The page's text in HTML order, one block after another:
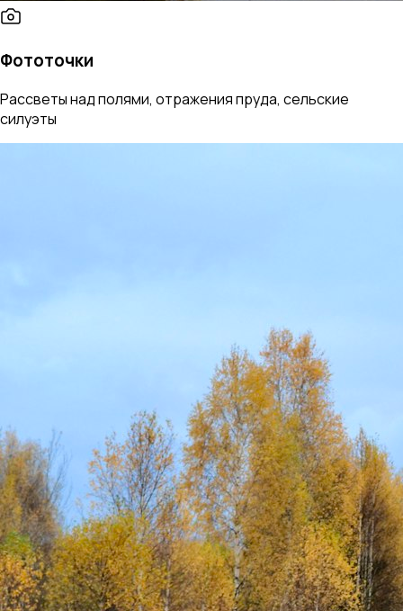
Фототочки
Рассветы над полями, отражения пруда, сельские
силуэты